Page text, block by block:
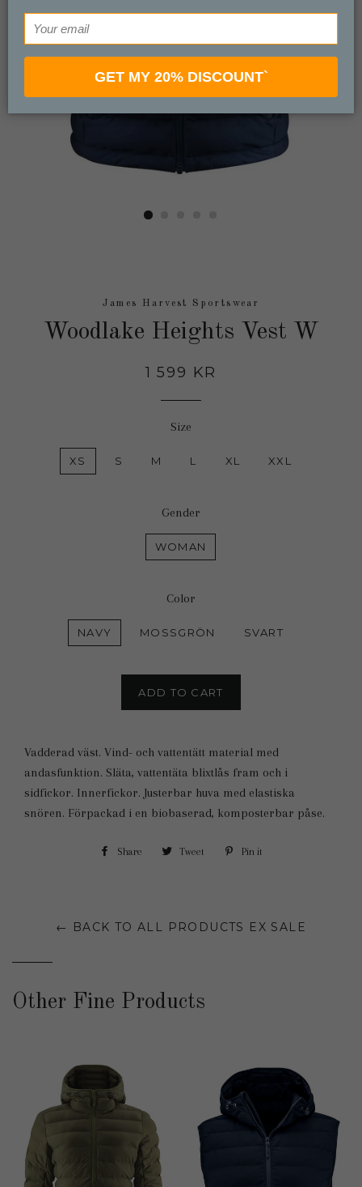
GET MY 20% DISCOUNT`
James Harvest Sportswear
Woodlake Heights Vest W
Regular
1 599 KR
Size
XS S M L XL XXL
Gender
WOMAN
Color
NAVY MOSSGRÖN SVART
ADD TO CART
Vadderad väst. Vind- och vattentätt material med
andasfunktion. Släta, vattentäta blixtlås fram och i
sidfickor. Innerfickor. Justerbar huva med elastiska
snören. Förpackad i en biobaserad, komposterbar påse.
Share Share Tweet Tweet Pin it
← BACK TO ALL PRODUCTS EX SALE
Other Fine Products